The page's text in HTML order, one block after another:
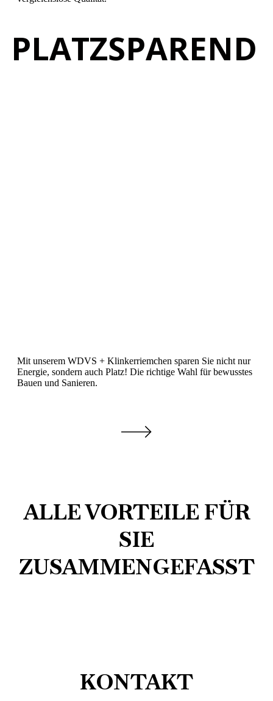
PLATZSPAREND
Mit unserem WDVS + Klinkerriemchen sparen Sie nicht nur
Energie, sondern auch Platz! Die richtige Wahl für bewusstes
Bauen und Sanieren.
ALLE VORTEILE FÜR
SIE
ZUSAMMENGEFASST
KONTAKT